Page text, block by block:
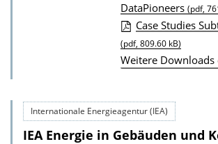
o
w
n
l
a
d
DataPioneers (pdf,
Case Studies
(pdf, 809.60 kB)
Weitere Downloads
Internationale Energieagentur (IEA)
IEA Energie in Gebäuden und